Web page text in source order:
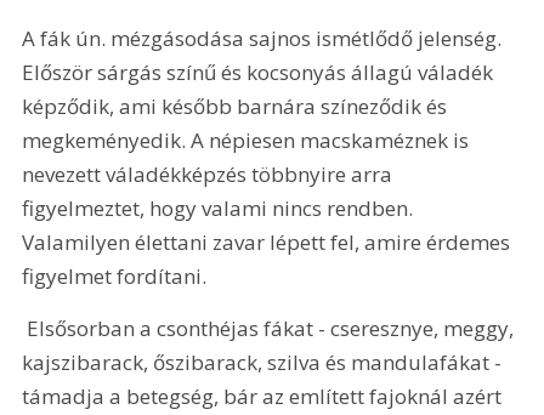
A fák ún. mézgásodása sajnos ismétlődő jelenség.
Először sárgás színű és kocsonyás állagú váladék
képződik, ami később barnára színeződik és
megkeményedik. A népiesen macskaméznek is
nevezett váladékképzés többnyire arra
figyelmeztet, hogy valami nincs rendben.
Valamilyen élettani zavar lépett fel, amire érdemes
figyelmet fordítani.
kajszibarack, őszibarack, szilva és mandulafákat -
támadja a betegség, bár az említett fajoknál azért